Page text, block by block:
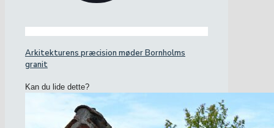
Arkitekturens præcision møder Bornholms
granit
Kan du lide dette?